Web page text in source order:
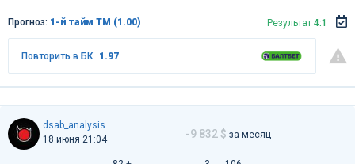
Прогноз: 1-й тайм ТМ (1.00) Результат 4:1
Повторить в БК 1.97
dsab_analysis
18 июня 21:04
-9 832 $ за месяц